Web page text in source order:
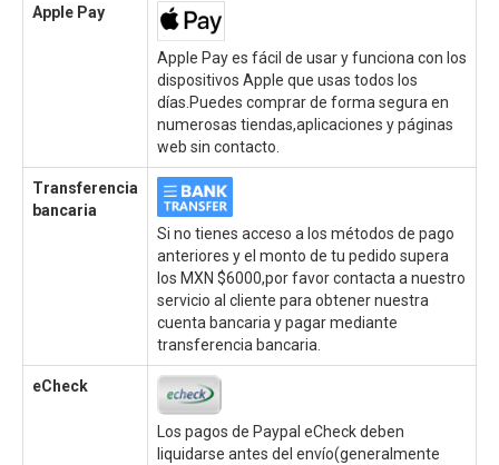
Apple Pay
Apple Pay es fácil de usar y funciona con los
dispositivos Apple que usas todos los
días.Puedes comprar de forma segura en
numerosas tiendas,aplicaciones y páginas
web sin contacto.
Transferencia
bancaria
Si no tienes acceso a los métodos de pago
anteriores y el monto de tu pedido supera
los MXN $6000,por favor contacta a nuestro
servicio al cliente para obtener nuestra
cuenta bancaria y pagar mediante
transferencia bancaria.
eCheck
Los pagos de Paypal eCheck deben
liquidarse antes del envío(generalmente